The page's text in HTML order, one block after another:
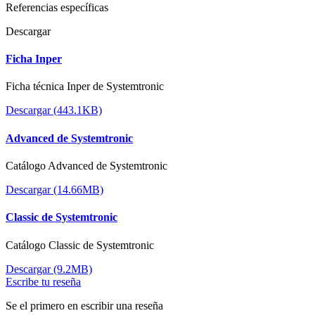
Referencias específicas
Descargar
Ficha Inper
Ficha técnica Inper de Systemtronic
Descargar (443.1KB)
Advanced de Systemtronic
Catálogo Advanced de Systemtronic
Descargar (14.66MB)
Classic de Systemtronic
Catálogo Classic de Systemtronic
Descargar (9.2MB)
Escribe tu reseña
Se el primero en escribir una reseña